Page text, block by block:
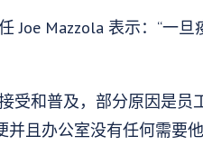
Joe Mazzola 表示：“一
受和普及，部分原因是
且办公室没有任何需要